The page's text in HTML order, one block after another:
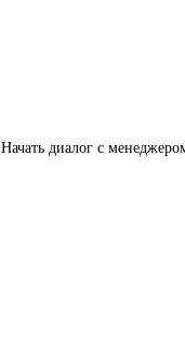
Начать диалог с